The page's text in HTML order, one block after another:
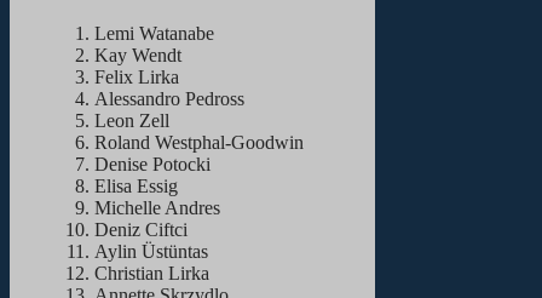
Lemi Watanabe
Kay Wendt
Felix Lirka
Alessandro Pedross
Leon Zell
Roland Westphal-Goodwin
Denise Potocki
Elisa Essig
Michelle Andres
Deniz Ciftci
Aylin Üstüntas
Christian Lirka